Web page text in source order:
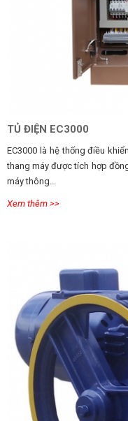
TỦ ĐIỆN EC3000
EC3000 là hệ thống điều
thang máy được tích hợp
máy thông...
Xem thêm >>